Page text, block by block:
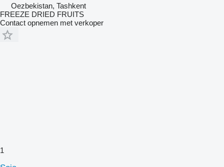
Oezbekistan, Tashkent
FREEZE DRIED FRUITS
Contact opnemen met verkoper
1